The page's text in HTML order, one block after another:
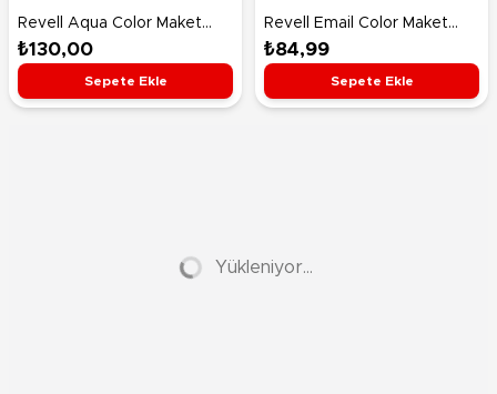
Revell Aqua Color Maket
Boyası Olive Brown Mat
36186
₺130,00
Sepete Ekle
Revell Email Color Maket
Boyası Light Blue Mat 32149
₺84,99
Sepete Ekle
Yükleniyor...